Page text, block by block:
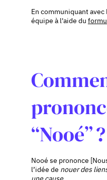
En communiquant
équipe à l'aide du
“Nooé” ?
Nooé se prononce
l’idée de nouer des